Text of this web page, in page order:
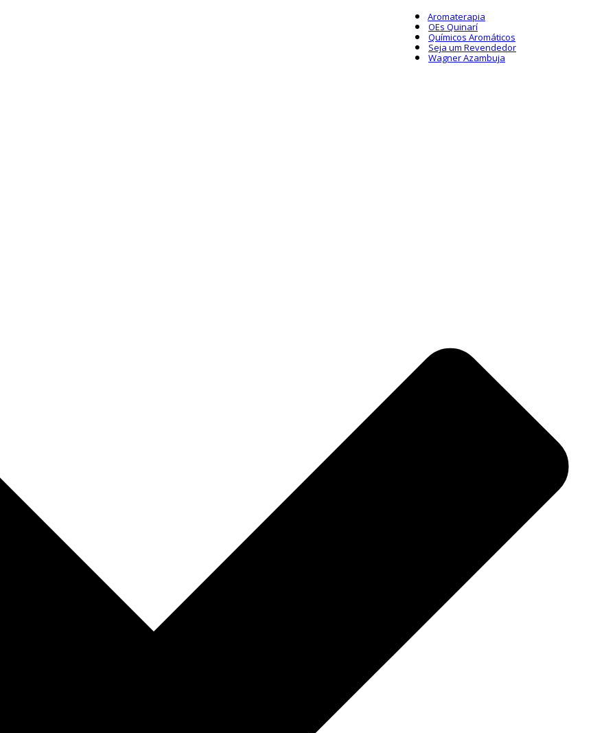
Aromaterapia
OEs Quinarí
Químicos Aromáticos
Seja um Revendedor
Wagner Azambuja